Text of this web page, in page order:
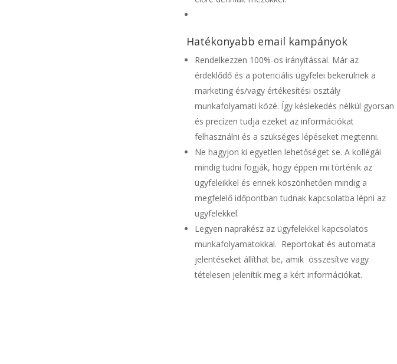
Hatékonyabb email kampányok
Rendelkezzen 100%-os irányítással. Már az
érdeklődő és a potenciális ügyfelei bekerülnek a
marketing és/vagy értékesítési osztály
munkafolyamati közé. Így késlekedés nélkül gyorsan
és precízen tudja ezeket az információkat
felhasználni és a szükséges lépéseket megtenni.
Ne hagyjon ki egyetlen lehetőséget se. A kollégái
mindig tudni fogják, hogy éppen mi történik az
ügyfeleikkel és ennek köszönhetően mindig a
megfelelő időpontban tudnak kapcsolatba lépni az
ügyfelekkel.
Legyen naprakész az ügyfelekkel kapcsolatos
munkafolyamatokkal. Reportokat és automata
jelentéseket állíthat be, amik összesítve vagy
tételesen jelenítik meg a kért információkat.